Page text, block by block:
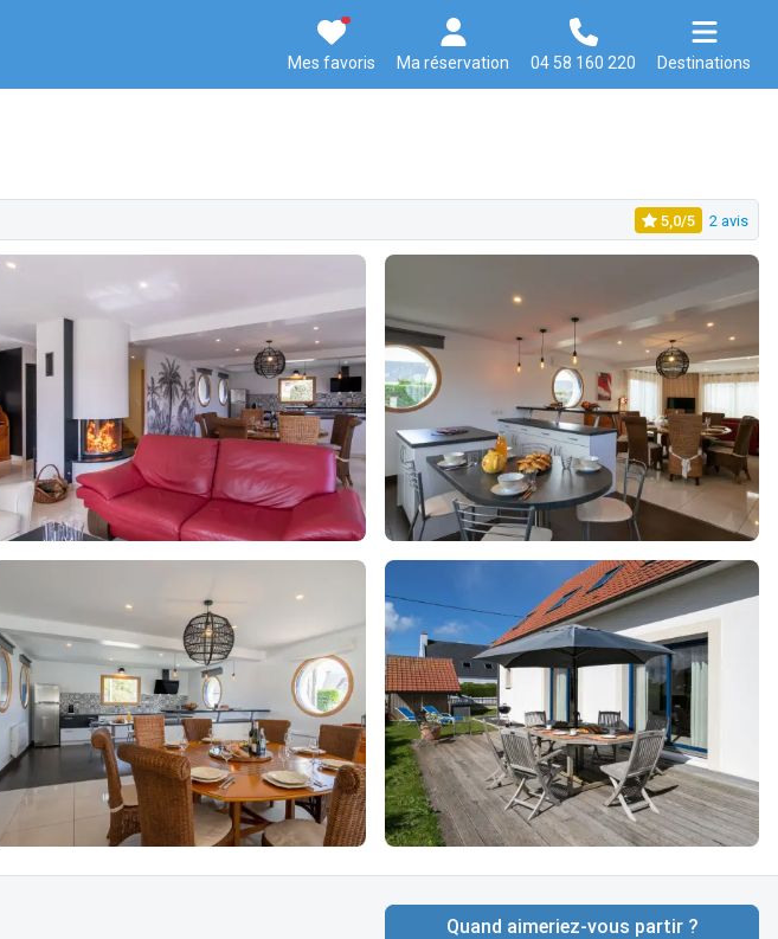
Mes favoris Ma réservation 04 58 160 220 Destinations
5,0/5 2 avis
Quand aimeriez-vous partir ?